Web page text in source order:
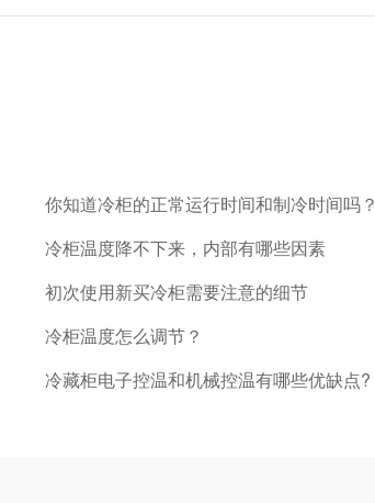
你知道冷柜的正常运行时间和制冷时间吗？
冷柜温度降不下来，内部有哪些因素
初次使用新买冷柜需要注意的细节
冷柜温度怎么调节？
冷藏柜电子控温和机械控温有哪些优缺点?